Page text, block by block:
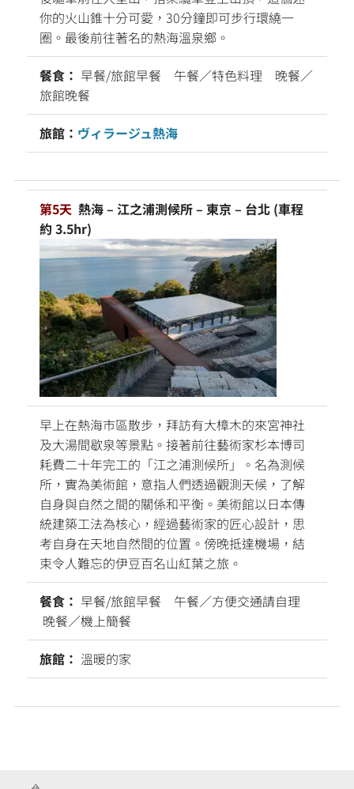
你的火山錐十分可愛，30分鐘即可步行環繞一
圈。最後前往著名的熱海溫泉鄉。
餐食： 早餐/旅館早餐 午餐／特色料理 晚餐／
旅館晚餐
旅館： ヴィラージュ熱海
第5天 熱海 – 江之浦測候所 – 東京 – 台北 (車程
約 3.5hr)
早上在熱海市區散步，拜訪有大樟木的來宮神社
及大湯間歇泉等景點。接著前往藝術家杉本博司
耗費二十年完工的「江之浦測候所」。名為測候
所，實為美術館，意指人們透過觀測天候，了解
自身與自然之間的關係和平衡。美術館以日本傳
統建築工法為核心，經過藝術家的匠心設計，思
考自身在天地自然間的位置。傍晚抵達機場，結
束令人難忘的伊豆百名山紅葉之旅。
餐食： 早餐/旅館早餐 午餐／方便交通請自理
晚餐／機上簡餐
旅館： 溫暖的家